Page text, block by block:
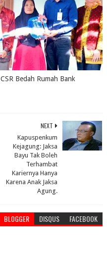
Bedah Rumah Bank
NEXT
Kapuspenkum
Kejagung: Jaksa
Bayu Tak Boleh
Terhambat
Kariernya Hanya
Karena Anak Jaksa
Agung.
BLOGGER DISQUS FACEBOOK